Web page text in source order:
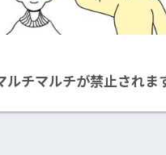
チマルチが禁止されま